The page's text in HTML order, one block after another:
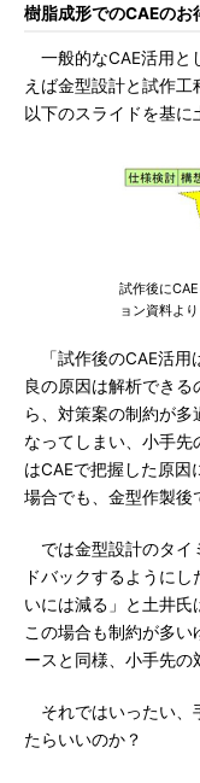
樹脂成形でのCAEのお
一般的なCAE活用と
えば金型設計と試作工
以下のスライドを基に
試作後に
ョン資料より
「試作後のCAE活用
良の原因は解析でき
ら、対策案の制約が
なってしまい、小手
はCAEで把握した原因
場合でも、金型作製後
では金型設計のタイ
ドバックするように
いには減る」と土井氏
この場合も制約が多
ースと同様、小手先の
それではいったい、
たらいいのか？